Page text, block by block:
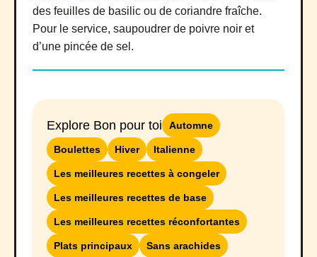
des feuilles de basilic ou de coriandre fraîche.
Pour le service, saupoudrer de poivre noir et
d’une pincée de sel.
Explore Bon pour toi Automne
Boulettes Hiver Italienne
Les meilleures recettes à congeler
Les meilleures recettes de base
Les meilleures recettes réconfortantes
Plats principaux Sans arachides